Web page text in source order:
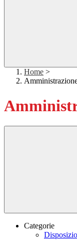
Home >
Categorie